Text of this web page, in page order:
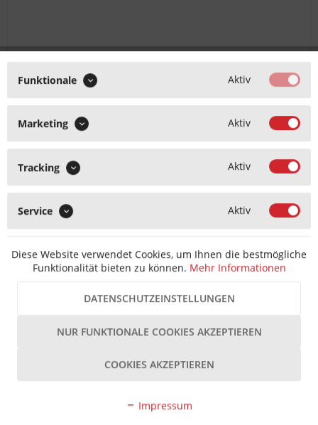
Hautau / Roto Patio Getriebe HKS160Z D17,5
Funktionale Aktiv
Marketing Aktiv
Tracking Aktiv
Service Aktiv
Diese Website verwendet Cookies, um Ihnen die bestmögliche
Funktionalität bieten zu können. Mehr Informationen
DATENSCHUTZEINSTELLUNGEN
NUR FUNKTIONALE COOKIES AKZEPTIEREN
COOKIES AKZEPTIEREN
Impressum